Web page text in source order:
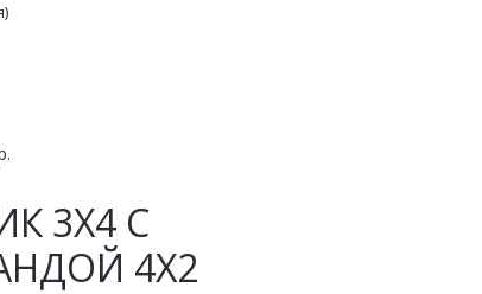
3Х4 С
4Х2